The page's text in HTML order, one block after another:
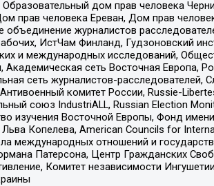
дом прав человека
прав человека Ереван, Дом прав
журналистов
ИстЧам Финланд, Гудзоновский
и международных исследований,
сеть Восточная Европа,
сеть журналистов-расследователей,
комитет России, Russie-
союз IndustriALL, Russian Election
изучения Восточной Европы, Фонд
Копелева, American Councils for
международных отношений и
Патерсона, Центр Гражданских
Комитет независимости